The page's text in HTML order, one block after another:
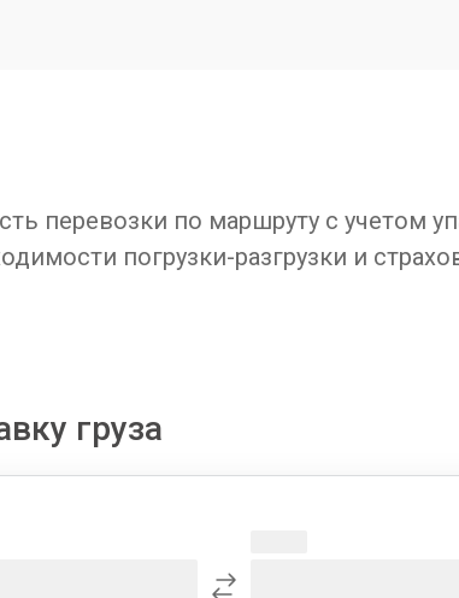
перевозки по маршруту с учетом
погрузки-разгрузки и
груза